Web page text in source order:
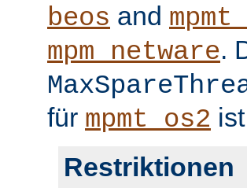
beos and
mpm_netware.
für mpmt_os2 ist
Restriktionen